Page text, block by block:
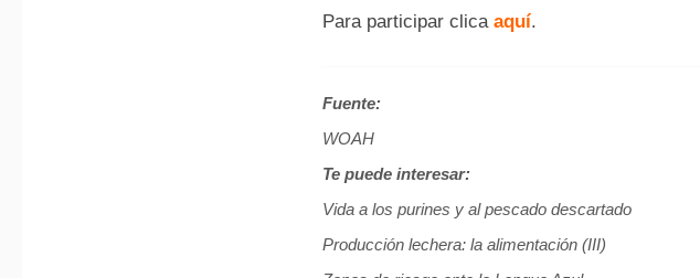
Para participar clica aquí.
Fuente:
WOAH
Te puede interesar:
Vida a los purines y al pescado descartado
Producción lechera: la alimentación (III)